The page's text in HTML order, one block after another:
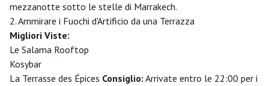
mezzanotte sotto le stelle di Marrakech.
2. Ammirare i Fuochi d'Artificio da una Terrazza
Migliori Viste:
Le Salama Rooftop
Kosybar
La Terrasse des Épices Consiglio: Arrivate entro le 22:00 per i